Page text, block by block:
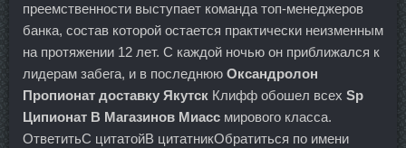
преемственности выступает команда топ-менеджеров
банка, состав которой остается практически неизменным
на протяжении 12 лет. С каждой ночью он приближался к
лидерам забега, и в последнюю Оксандролон
Пропионат доставку Якутск Клифф обошел всех Sp
Ципионат В Магазинов Миасс мирового класса.
ОтветитьС цитатойВ цитатникОбратиться по имени